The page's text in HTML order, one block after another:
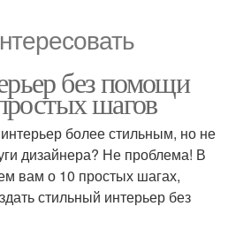
без помощи
шагов
более стильным, но не
дизайнера? Не проблема! В
вам о 10 простых шагах,
стильный интерьер без